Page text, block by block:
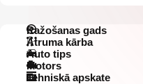
Ražošanas gads
Ātruma kārba
Auto tips
Motors
Tehniskā apskate